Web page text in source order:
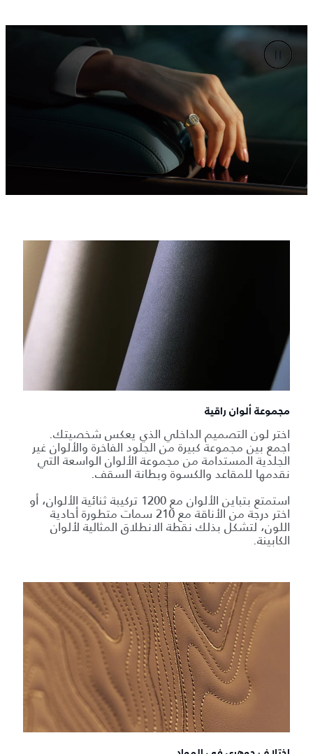
مجموعة ألوان راقية
اختر لون التصميم الداخلي الذي يعكس شخصيتك.
اجمع بين مجموعة كبيرة من الجلود الفاخرة والألوان غير
الجلدية المستدامة من مجموعة الألوان الواسعة التي
نقدمها للمقاعد والكسوة وبطانة السقف.
استمتع بتباين الألوان مع 1200 تركيبة ثنائية الألوان، أو
اختر درجة من الأناقة مع 210 سمات متطورة أحادية
اللون، لتشكل بذلك نقطة الانطلاق المثالية لألوان
الكابينة.